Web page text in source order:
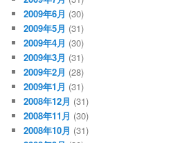
2009年6月 (30)
2009年5月 (31)
2009年4月 (30)
2009年3月 (31)
2009年2月 (28)
2009年1月 (31)
2008年12月 (31)
2008年11月 (30)
2008年10月 (31)